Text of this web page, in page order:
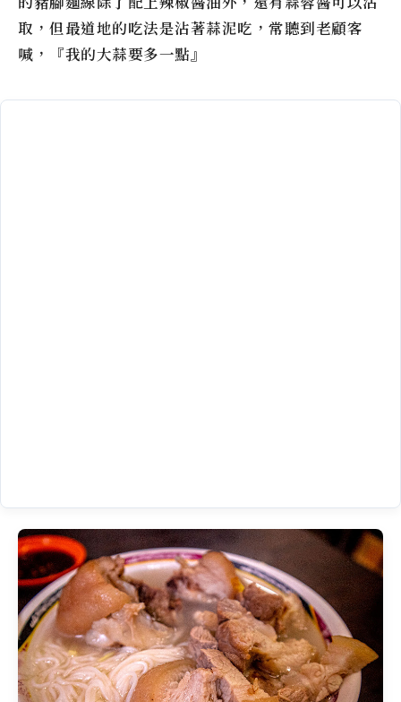
取，但最道地的吃法是沾著蒜泥吃，常聽到老顧客
喊，『我的大蒜要多一點』